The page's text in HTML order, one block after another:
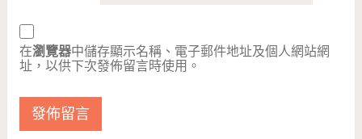
在瀏覽器中儲存顯示名稱、電子郵件地址及個人網站網
址，以供下次發佈留言時使用。